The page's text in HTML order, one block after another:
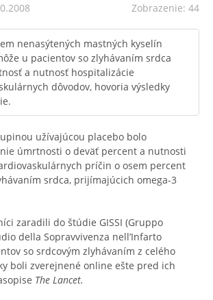
Zobrazenie: 44
nenasýtených mastných kyselín
u pacientov so zlyhávaním srdca
a nutnosť hospitalizácie
dôvodov, hovoria výsledky
užívajúcou placebo bolo
úmrtnosti o deväť percent a nutnosti
príčin o osem percent
srdca, prijímajúcich omega-3
zaradili do štúdie GISSI (Gruppo
della Sopravvivenza nell’Infarto
so srdcovým zlyhávaním z celého
boli zverejnené online ešte pred ich
The Lancet.